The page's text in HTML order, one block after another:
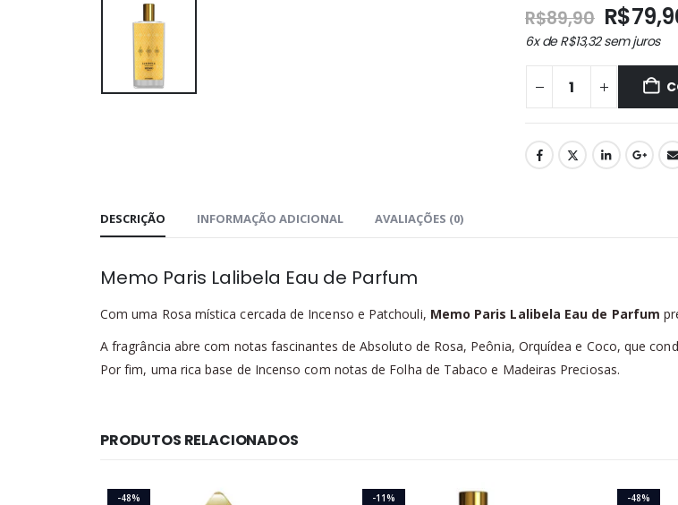
R$89,90 O
preço
era:
R$
6x deR$13,32sem juros
DESCRIÇÃO INFORMAÇÃO ADICIONAL AVALIAÇÕES (0)
Memo Paris Lalibela Eau de Parfum
Com uma Rosa mística cercada de Incenso e Patchouli, Memo Paris Lalibela Eau de Parfum
A fragrância abre com notas fascinantes de Absoluto de Rosa, Peônia, Orquídea e Coco, que
Por fim, uma rica base de Incenso com notas de Folha de Tabaco e Madeiras Preciosas.
PRODUTOS RELACIONADOS
-48% -11% -48%